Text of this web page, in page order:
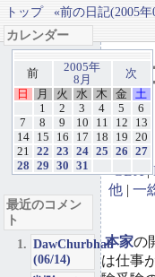
トップ «前の日記(2005年
GBA|
他 | 一
本家の
は仕事
カレンダー
前
2005年
8月
次
日
月 火 水 木 金
土
1
2 3 4 5
6
7
8 9 10 11 12
13
14
15 16 17 18 19
20
21
22 23 24 25 26
27
28
29 30 31
最近のコメン
ト
DawChurbhab
(06/14)